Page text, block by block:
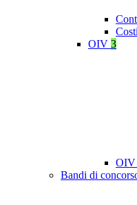
OIV 3
OIV
Bandi di